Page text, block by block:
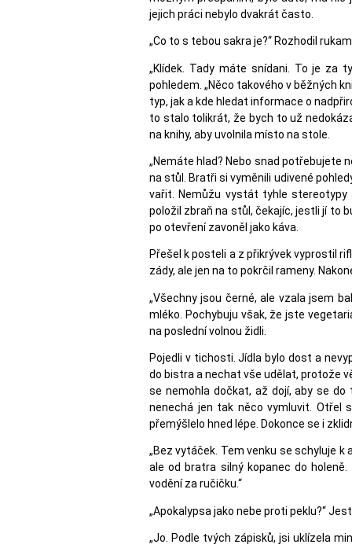
jejich práci nebylo dvakrát často.
„Co to s tebou sakra je?“ Rozhodil
„Klídek. Tady máte snídani. To je za
pohledem. „Něco takového v běžných
typ, jak a kde hledat informace o
to stalo tolikrát, že bych to už
na knihy, aby uvolnila místo na stole.
„Nemáte hlad? Nebo snad potřebujete
na stůl. Bratři si vyměnili udivené
vařit. Nemůžu vystát tyhle stereotypy
položil zbraň na stůl, čekajíc, jestli jí to
po otevření zavoněl jako káva.
Přešel k posteli a z přikrývek vyprostil
zády, ale jen na to pokrčil rameny.
„Všechny jsou černé, ale vzala jsem
mléko. Pochybuju však, že jste
na poslední volnou židli.
Pojedli v tichosti. Jídla bylo dost a
do bistra a nechat vše udělat, protože
se nemohla dočkat, až dojí, aby se
nenechá jen tak něco vymluvit. Otřel
přemýšlelo hned lépe. Dokonce se i
„Bez vytáček. Tem venku se schyluje k
ale od bratra silný kopanec do
vodění za ručičku.“
„Apokalypsa jako nebe proti peklu?“
„Jo. Podle tvých zápisků, jsi uklízela